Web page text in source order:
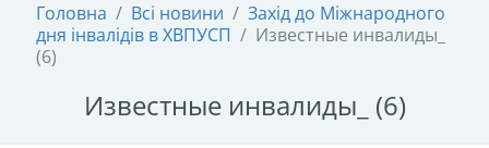
Головна / Всі новини / Захід до Міжнародного
дня інвалідів в ХВПУСП / Известные инвалиды_
(6)
Известные инвалиды_ (6)